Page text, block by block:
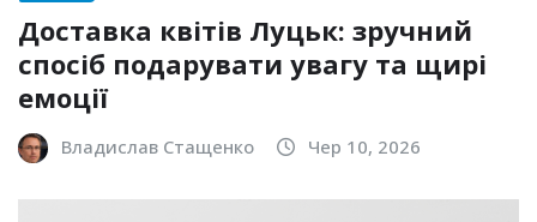
Доставка квітів Луцьк: зручний
спосіб подарувати увагу та щирі
емоції
Владислав Стащенко Чер 10, 2026